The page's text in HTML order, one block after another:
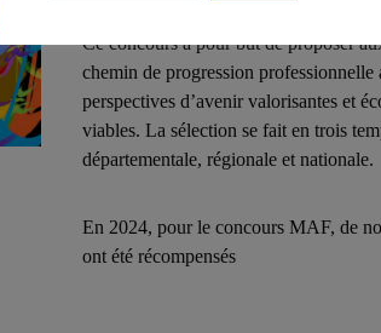
Ce concours a pour but de proposer
chemin de progression professionnelle
perspectives d’avenir valorisantes et
viables. La sélection se fait en trois
départementale, régionale et nationale.
En 2024, pour le concours MAF, de
ont été récompensés